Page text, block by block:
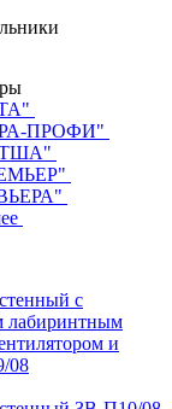
ПРОФИ"
с
лабиринтным
и
08